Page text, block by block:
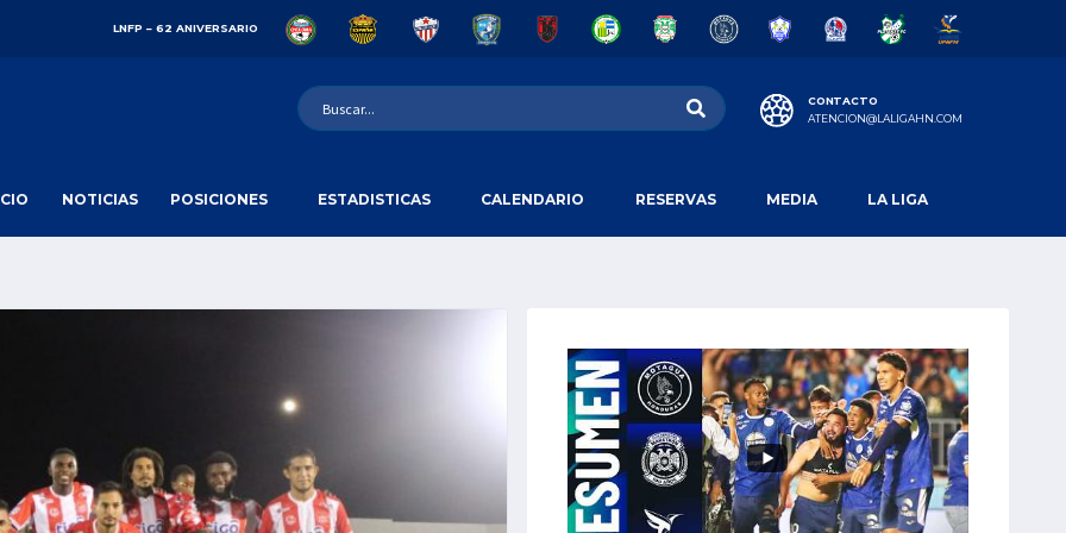
LNFP – 62 ANIVERSARIO
CONTACTO
ATENCION@LALIGAHN.COM
NOTICIAS POSICIONES ESTADISTICAS CALENDARIO RESERVAS MEDIA LA LIGA